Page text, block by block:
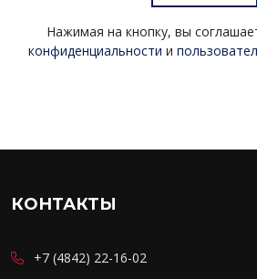
Нажимая на кнопку, вы
конфиденциальности и
КОНТАКТЫ
+7 (4842) 22-16-02